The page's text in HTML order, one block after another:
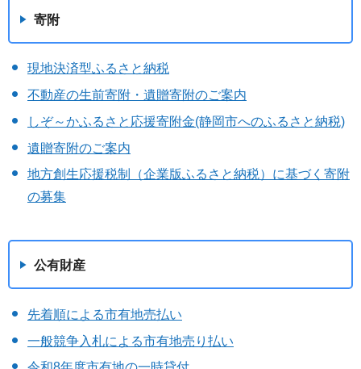
寄附
現地決済型ふるさと納税
不動産の生前寄附・遺贈寄附のご案内
しぞ～かふるさと応援寄附金(静岡市へのふるさと納税)
遺贈寄附のご案内
地方創生応援税制（企業版ふるさと納税）に基づく寄附
の募集
公有財産
先着順による市有地売払い
一般競争入札による市有地売り払い